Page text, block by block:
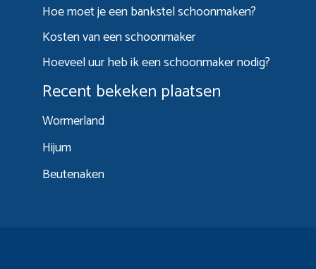
Hoe moet je een bankstel schoonmaken?
Kosten van een schoonmaker
Hoeveel uur heb ik een schoonmaker nodig?
Recent bekeken plaatsen
Wormerland
Hijum
Beutenaken